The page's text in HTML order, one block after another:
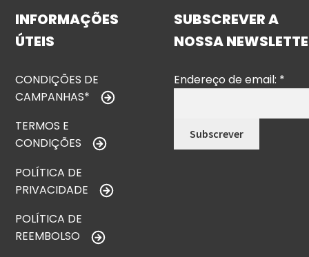
INFORMAÇÕES
ÚTEIS
CONDIÇÕES DE
CAMPANHAS*
TERMOS E
CONDIÇÕES
POLÍTICA DE
PRIVACIDADE
POLÍTICA DE
REEMBOLSO
SUBSCREVER A
NOSSA
Endereço de email: *